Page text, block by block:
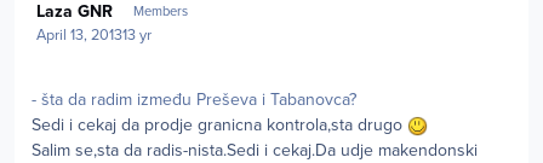
Laza GNR Members
April 13, 201313 yr
- šta da radim između Preševa i Tabanovca?
Sedi i cekaj da prodje granicna kontrola,sta drugo
Salim se,sta da radis-nista.Sedi i cekaj.Da udje makendonski